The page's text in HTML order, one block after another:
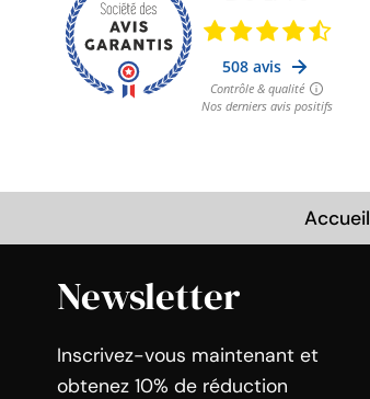
Accueil
Newsletter
Inscrivez-vous maintenant et
obtenez 10% de réduction